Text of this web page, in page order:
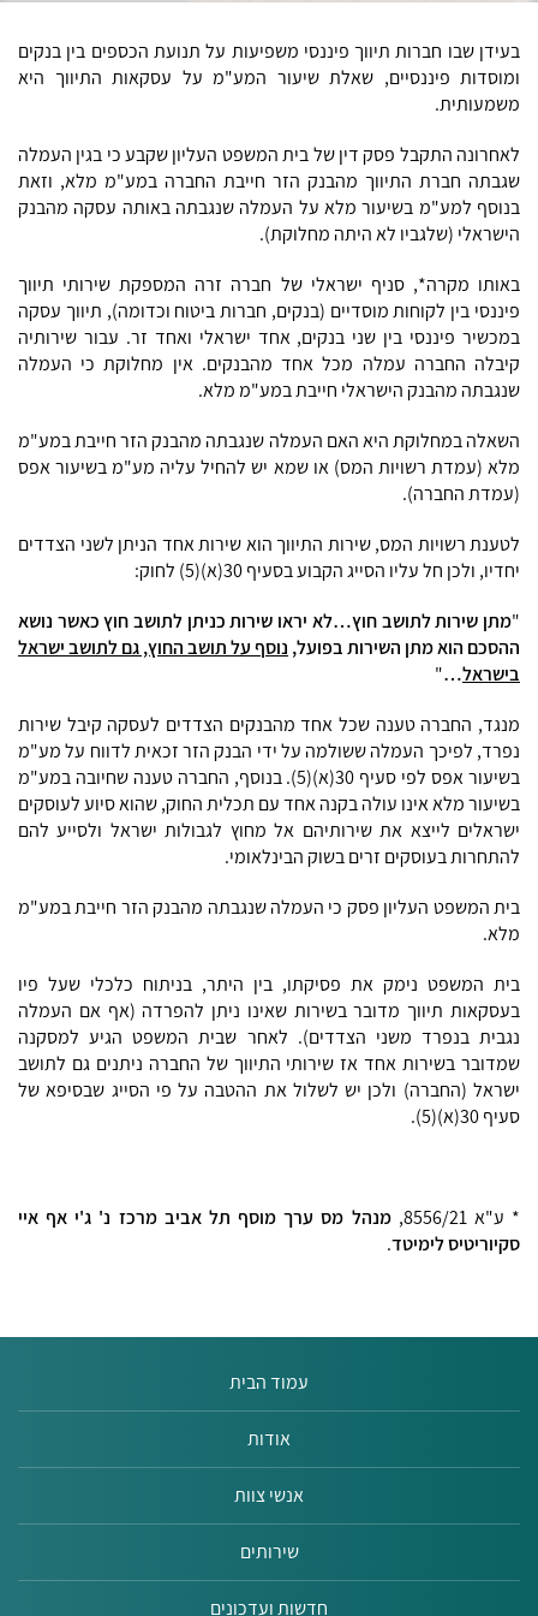
בעידן שבו חברות תיווך פיננסי משפיעות על תנועת הכספים בין בנקים
ומוסדות פיננסיים, שאלת שיעור המע"מ על עסקאות התיווך היא
משמעותית.
לאחרונה התקבל פסק דין של בית המשפט העליון שקבע כי בגין העמלה
שגבתה חברת התיווך מהבנק הזר חייבת החברה במע"מ מלא, וזאת
בנוסף למע"מ בשיעור מלא על העמלה שנגבתה באותה עסקה מהבנק
הישראלי (שלגביו לא היתה מחלוקת).
באותו מקרה*, סניף ישראלי של חברה זרה המספקת שירותי תיווך
פיננסי בין לקוחות מוסדיים (בנקים, חברות ביטוח וכדומה), תיווך עסקה
במכשיר פיננסי בין שני בנקים, אחד ישראלי ואחד זר. עבור שירותיה
קיבלה החברה עמלה מכל אחד מהבנקים. אין מחלוקת כי העמלה
שנגבתה מהבנק הישראלי חייבת במע"מ מלא.
השאלה במחלוקת היא האם העמלה שנגבתה מהבנק הזר חייבת במע"מ
מלא (עמדת רשויות המס) או שמא יש להחיל עליה מע"מ בשיעור אפס
(עמדת החברה).
לטענת רשויות המס, שירות התיווך הוא שירות אחד הניתן לשני הצדדים
יחדיו, ולכן חל עליו הסייג הקבוע בסעיף 30(א)(5) לחוק:
"מתן שירות לתושב חוץ…לא יראו שירות כניתן לתושב חוץ כאשר נושא
ההסכם הוא מתן השירות בפועל, נוסף על תושב החוץ, גם לתושב ישראל
בישראל…
"
מנגד, החברה טענה שכל אחד מהבנקים הצדדים לעסקה קיבל שירות
נפרד, לפיכך העמלה ששולמה על ידי הבנק הזר זכאית לדווח על מע"מ
בשיעור אפס לפי סעיף 30(א)(5). בנוסף, החברה טענה שחיובה במע"מ
בשיעור מלא אינו עולה בקנה אחד עם תכלית החוק, שהוא סיוע לעוסקים
ישראלים לייצא את שירותיהם אל מחוץ לגבולות ישראל ולסייע להם
להתחרות בעוסקים זרים בשוק הבינלאומי.
בית המשפט העליון פסק כי העמלה שנגבתה מהבנק הזר חייבת במע"מ
מלא.
בית המשפט נימק את פסיקתו, בין היתר, בניתוח כלכלי שעל פיו
בעסקאות תיווך מדובר בשירות שאינו ניתן להפרדה (אף אם העמלה
נגבית בנפרד משני הצדדים). לאחר שבית המשפט הגיע למסקנה
שמדובר בשירות אחד אז שירותי התיווך של החברה ניתנים גם לתושב
ישראל (החברה) ולכן יש לשלול את ההטבה על פי הסייג שבסיפא של
סעיף 30(א)(5).
* ע"א 8556/21,
מנהל מס ערך מוסף תל אביב מרכז נ' ג'י אף איי
סקיוריטיס לימיטד.
עמוד הבית
אודות
אנשי צוות
שירותים
חדשות ועדכונים